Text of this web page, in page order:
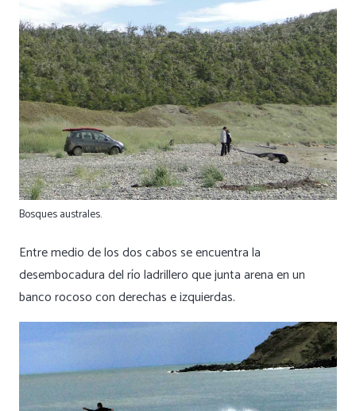
Bosques australes.
Entre medio de los dos cabos se encuentra la
desembocadura del río ladrillero que junta arena en un
banco rocoso con derechas e izquierdas.